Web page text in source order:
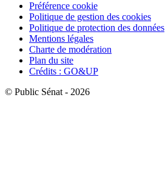
Préférence cookie
Politique de gestion des cookies
Politique de protection des données
Mentions légales
Charte de modération
Plan du site
Crédits : GO&UP
© Public Sénat - 2026